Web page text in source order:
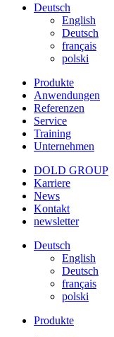
Deutsch
English
Deutsch
français
polski
Produkte
Anwendungen
Referenzen
Service
Training
Unternehmen
DOLD GROUP
Karriere
News
Kontakt
newsletter
Deutsch
English
Deutsch
français
polski
Produkte